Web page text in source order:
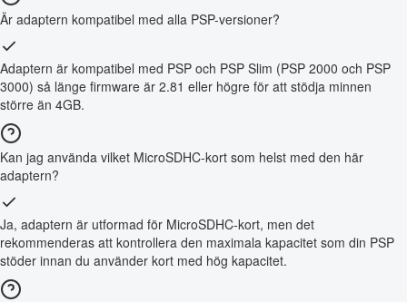
Är adaptern kompatibel med alla PSP-versioner?
Adaptern är kompatibel med PSP och PSP Slim (PSP 2000 och PSP
3000) så länge firmware är 2.81 eller högre för att stödja minnen
större än 4GB.
Kan jag använda vilket MicroSDHC-kort som helst med den här
adaptern?
Ja, adaptern är utformad för MicroSDHC-kort, men det
rekommenderas att kontrollera den maximala kapacitet som din PSP
stöder innan du använder kort med hög kapacitet.